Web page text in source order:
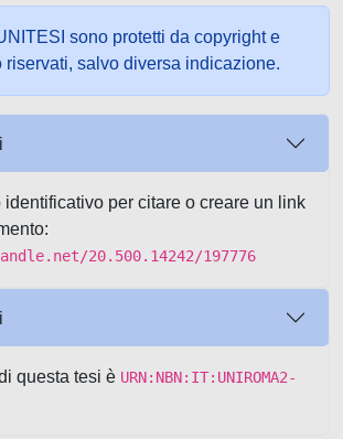
sono protetti da copyright e
riservati, salvo diversa indicazione.
per citare o creare un link
20.500.14242/197776
questa tesi è URN:NBN:IT:UNIROMA2-